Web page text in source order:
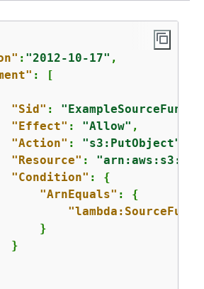
: "2012-10-17" ,
: [
"Sid" :
"Effect" : "Allow" ,
"Action" : "s3:PutObject"
"Resource" :
"Condition" : {
"ArnEquals" : {
}
}